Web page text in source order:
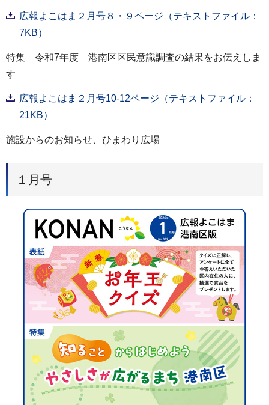
広報よこはま２月号８・９ページ（テキストファイル：
7KB）
特集 令和7年度 港南区区民意識調査の結果をお伝えしま
す
広報よこはま２月号10-12ページ（テキストファイル：
21KB）
施設からのお知らせ、ひまわり広場
１月号